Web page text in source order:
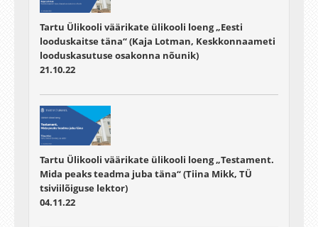
Tartu Ülikooli väärikate ülikooli loeng „Eesti
looduskaitse täna“ (Kaja Lotman, Keskkonnaameti
looduskasutuse osakonna nõunik)
21.10.22
Tartu Ülikooli väärikate ülikooli loeng „Testament.
Mida peaks teadma juba täna“ (Tiina Mikk, TÜ
tsiviilõiguse lektor)
04.11.22